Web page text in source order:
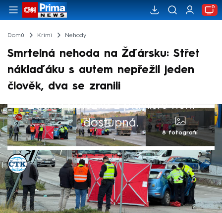
Domů Krimi Nehody
Smrtelná nehoda na Žďársku: Střet
náklaďáku s autem nepřežil jeden
člověk, dva se zranili
Žádná položka z playlistu není
dostupná.
8 fotografií
ČTK
18. lis 2025, 10:24
Při ranní nehodě nákladního a osobního
auta ve Velkém Meziříčí na Žďársku v úterý